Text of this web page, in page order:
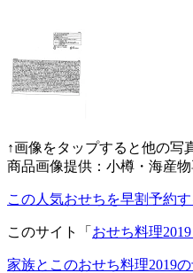
↑画像をタップすると他の写
商品画像提供：小樽・海産
この人気おせちを早割予約す
このサイト「 おせち料理
家族とこのおせち料理2019